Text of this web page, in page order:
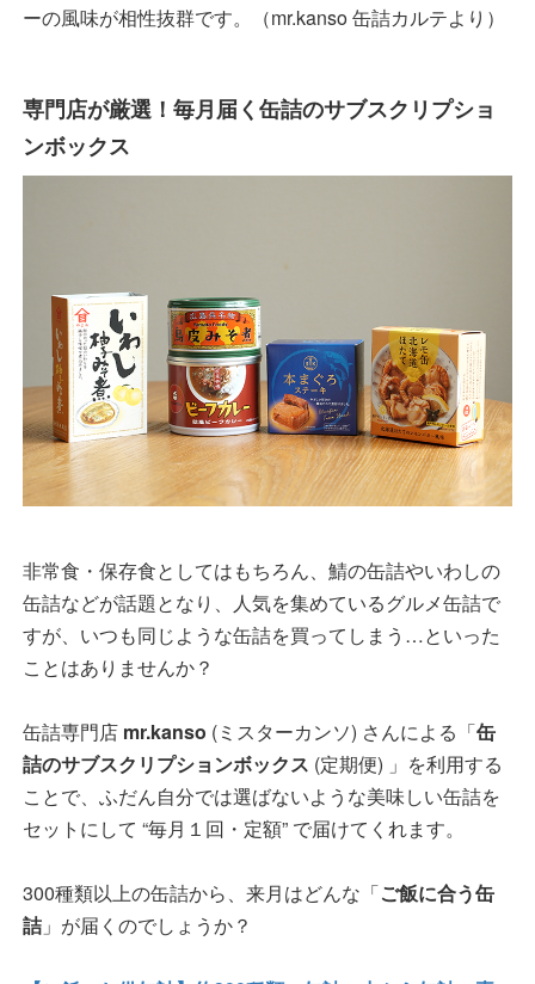
ーの風味が相性抜群です。（mr.kanso 缶詰カルテより）
専門店が厳選！毎月届く缶詰のサブスクリプショ
ンボックス
非常食・保存食としてはもちろん、鯖の缶詰やいわしの
缶詰などが話題となり、人気を集めているグルメ缶詰で
すが、いつも同じような缶詰を買ってしまう…といった
ことはありませんか？
缶詰専門店 mr.kanso (ミスターカンソ) さんによる「缶
詰のサブスクリプションボックス (定期便) 」を利用する
ことで、ふだん自分では選ばないような美味しい缶詰を
セットにして “毎月１回・定額” で届けてくれます。
300種類以上の缶詰から、来月はどんな「ご飯に合う缶
詰 」が届くのでしょうか？